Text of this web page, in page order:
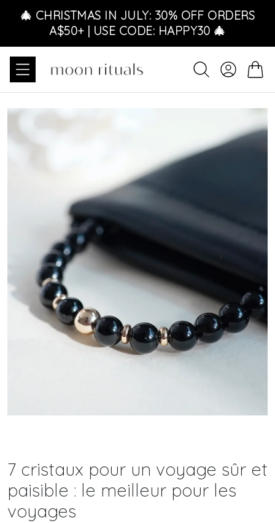
🎄 CHRISTMAS IN JULY: 30% OFF ORDERS
A$50+ | USE CODE: HAPPY30 🎄
7 cristaux pour un voyage sûr et
paisible : le meilleur pour les
voyages